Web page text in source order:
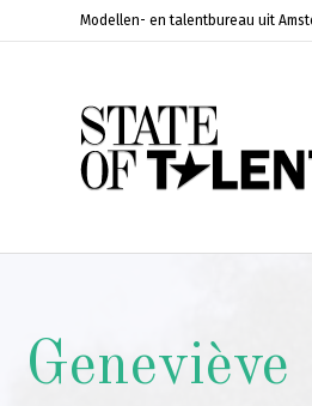
Modellen- en talentbureau uit
Geneviève